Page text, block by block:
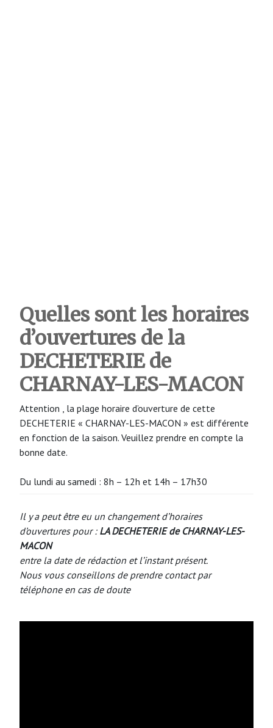
Quelles sont les horaires
d’ouvertures de la
DECHETERIE de
CHARNAY-LES-MACON
Attention , la plage horaire d’ouverture de cette
DECHETERIE « CHARNAY-LES-MACON » est différente
en fonction de la saison. Veuillez prendre en compte la
bonne date.
Du lundi au samedi : 8h – 12h et 14h – 17h30
Il y a peut être eu un changement d’horaires
d’ouvertures pour : LA DECHETERIE de CHARNAY-LES-
MACON
entre la date de rédaction et l’instant présent.
Nous vous conseillons de prendre contact par
téléphone en cas de doute